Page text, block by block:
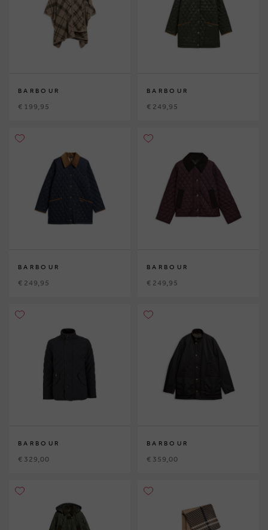
BARBOUR
€ 199,95
BARBOUR
€ 249,95
BARBOUR
€ 249,95
BARBOUR
€ 249,95
BARBOUR
€ 329,00
BARBOUR
€ 359,00